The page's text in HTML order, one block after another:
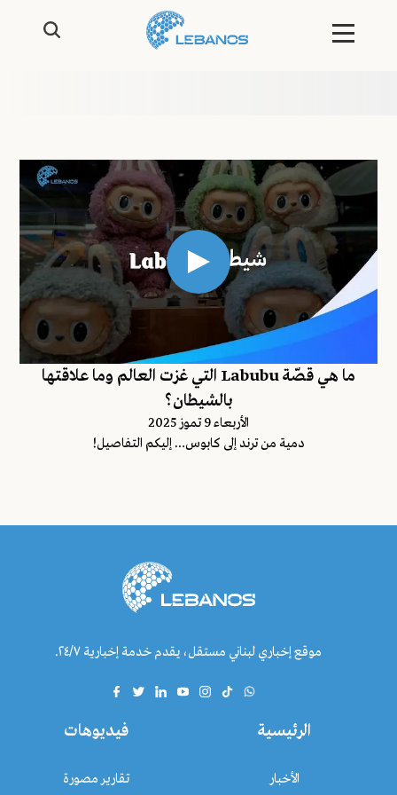
ما هي قصّة Labubu التي غزت العالم وما علاقتها
بالشيطان؟
اﻷربعاء 9 تموز 2025
دمية من ترند إلى كابوس… إليكم التفاصيل!
موقع إخباري لبناني مستقل، يقدم خدمة إخبارية ٢٤/٧.
الرئيسية
الأخبار
فيديوهات
تقارير مصورة